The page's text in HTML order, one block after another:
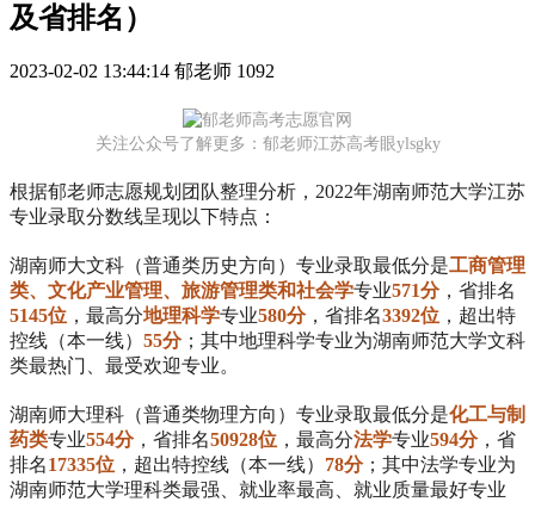
及省排名）
2023-02-02 13:44:14 郁老师 1092
关注公众号了解更多：郁老师江苏高考眼ylsgky
根据郁老师志愿规划团队整理分析，2022年湖南师范大学江苏
专业录取分数线呈现以下特点：
湖南师大文科（普通类历史方向）专业录取最低分是工商管理
类、文化产业管理、旅游管理类和社会学专业571分，省排名
5145位 ，最高分地理科学专业580分，省排名3392位 ，超出特
控线（本一线） 55分；其中地理科学专业为湖南师范大学文科
类最热门、最受欢迎专业。
湖南师大理科（普通类物理方向）专业录取最低分是化工与制
药类专业554分，省排名50928位 ，最高分法学专业594分，省
排名17335位 ，超出特控线（本一线） 78分；其中法学专业为
湖南师范大学理科类最强、就业率最高、就业质量最好专业